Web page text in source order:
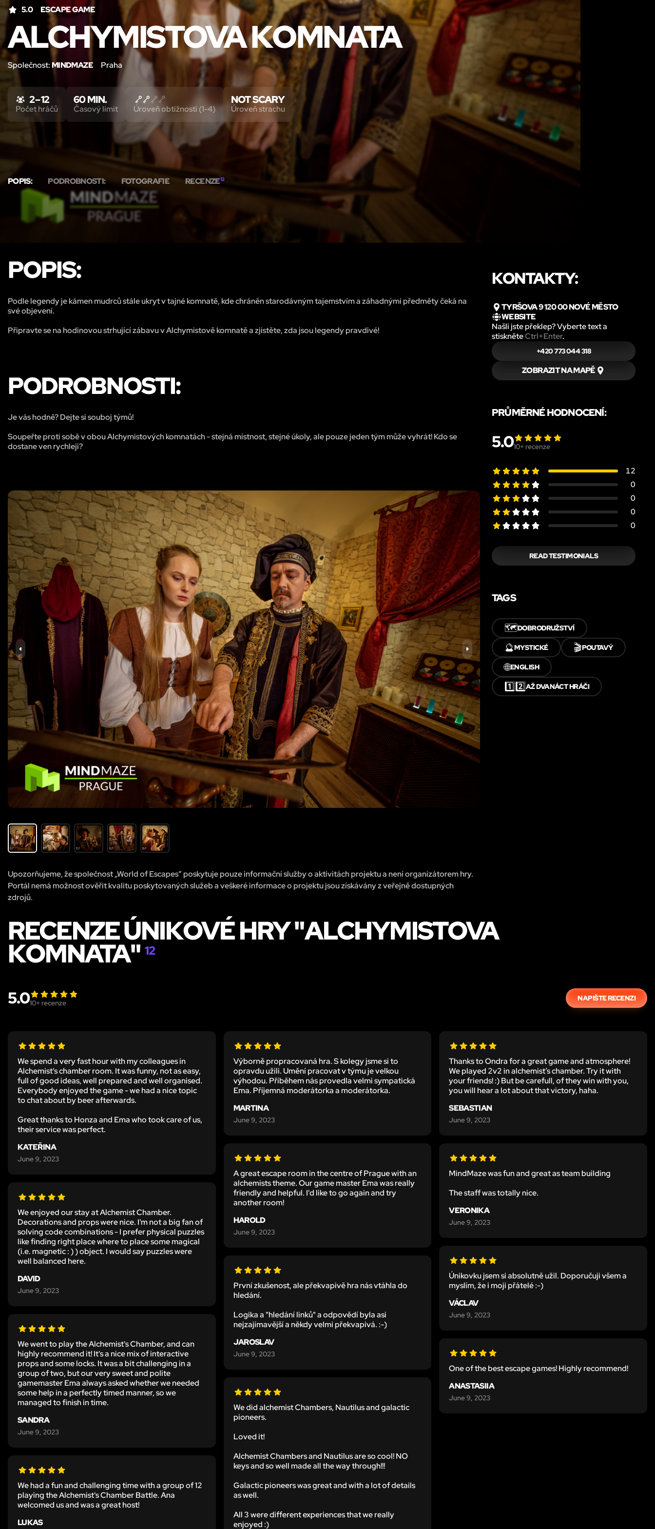
5.0 ESCAPE GAME
ALCHYMISTOVA KOMNATA
Společnost: MINDMAZE Praha
POPIS: PODROBNOSTI: FOTOGRAFIE RECENZE12
2 – 12
Počet hráčů
60 MIN.
Časový limit Úroveň obtížnosti (1-4)
NOT SCARY
Úroveň strachu
POPIS:
Podle legendy je kámen mudrců stále ukryt v tajné komnatě, kde chráněn starodávným tajemstvím a záhadnými předměty čeká na
své objevení.
Připravte se na hodinovou strhující zábavu v Alchymistově komnatě a zjistěte, zda jsou legendy pravdivé!
PODROBNOSTI:
Je vás hodně? Dejte si souboj týmů!
Soupeřte proti sobě v obou Alchymistových komnatách - stejná místnost, stejné úkoly, ale pouze jeden tým může vyhrát! Kdo se
dostane ven rychleji?
Upozorňujeme, že společnost „World of Escapes“ poskytuje pouze informační služby o aktivitách projektu a není organizátorem hry.
Portál nemá možnost ověřit kvalitu poskytovaných služeb a veškeré informace o projektu jsou získávány z veřejně dostupných
zdrojů.
KONTAKTY:
TYRŠOVA 9 120 00 NOVÉ MĚSTO
WEBSITE
Našli jste překlep? Vyberte text a
stiskněteCtrl+Enter.
+420 773 044 318
ZOBRAZIT NA MAPĚ
PRŮMĚRNÉ HODNOCENÍ:
5.010+ recenze
12
0
0
0
0
READ TESTIMONIALS
TAGS
🗺️DOBRODRUŽSTVÍ
🔮MYSTICKÉ 🎬POUTAVÝ
🌐ENGLISH
1️⃣2️⃣AŽ DVANÁCT HRÁČI
RECENZE ÚNIKOVÉ HRY "ALCHYMISTOVA
KOMNATA"12
5.010+ recenze
NAPIŠTE RECENZI
We spend a very fast hour with my colleagues in
Alchemist's chamber room. It was funny, not as easy,
full of good ideas, well prepared and well organised.
Everybody enjoyed the game - we had a nice topic
to chat about by beer afterwards.
Great thanks to Honza and Ema who took care of us,
their service was perfect.
KATEŘINA
June 9, 2023
We enjoyed our stay at Alchemist Chamber.
Decorations and props were nice. I'm not a big fan of
solving code combinations - I prefer physical puzzles
like finding right place where to place some magical
(i.e. magnetic : ) ) object. I would say puzzles were
well balanced here.
DAVID
June 9, 2023
We went to play the Alchemist's Chamber, and can
highly recommend it! It's a nice mix of interactive
props and some locks. It was a bit challenging in a
group of two, but our very sweet and polite
gamemaster Ema always asked whether we needed
some help in a perfectly timed manner, so we
managed to finish in time.
SANDRA
June 9, 2023
We had a fun and challenging time with a group of 12
playing the Alchemist's Chamber Battle. Ana
welcomed us and was a great host!
LUKAS
Výborně propracovaná hra. S kolegy jsme si to
opravdu užili. Umění pracovat v týmu je velkou
výhodou. Příběhem nás provedla velmi sympatická
Ema. Příjemná moderátorka a moderátorka.
MARTINA
June 9, 2023
A great escape room in the centre of Prague with an
alchemists theme. Our game master Ema was really
friendly and helpful. I'd like to go again and try
another room!
HAROLD
June 9, 2023
První zkušenost, ale překvapivě hra nás vtáhla do
hledání.
Logika a "hledání linků" a odpovědí byla asi
nejzajímavější a někdy velmi překvapivá. :-)
JAROSLAV
June 9, 2023
We did alchemist Chambers, Nautilus and galactic
pioneers.
Loved it!
Alchemist Chambers and Nautilus are so cool! NO
keys and so well made all the way through!!!
Galactic pioneers was great and with a lot of details
as well.
All 3 were different experiences that we really
enjoyed :)
Thanks to Ondra for a great game and atmosphere!
We played 2v2 in alchemist’s chamber. Try it with
your friends! :) But be carefull, of they win with you,
you will hear a lot about that victory, haha.
SEBASTIAN
June 9, 2023
MindMaze was fun and great as team building
The staff was totally nice.
VERONIKA
June 9, 2023
Únikovku jsem si absolutně užil. Doporučuji všem a
myslím, že i moji přátelé :-)
VÁCLAV
June 9, 2023
One of the best escape games! Highly recommend!
ANASTASIIA
June 9, 2023